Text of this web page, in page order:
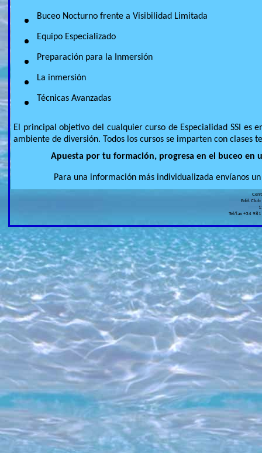
Buceo Nocturno frente a Visibilidad Limitada
Equipo Especializado
Preparación para la Inmersión
La inmersión
Técnicas Avanzadas
El principal objetivo del cualquier curso de Especialidad SSI es
ambiente de diversión. Todos los cursos se imparten con clases
Apuesta por tu formación, progresa en el buceo en
Para una información más individualizada envíanos
Edif.